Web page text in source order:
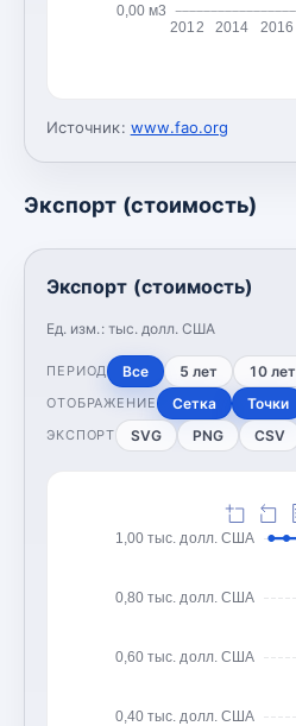
0,00 м3
2012 2014 2016
Источник: www.fao.org
Экспорт (стоимость)
Экспорт (стоимость)
Ед. изм.: тыс. долл. США
ПЕРИОД Все 5 лет 10 лет
ОТОБРАЖЕНИЕ Сетка Точки
ЭКСПОРТ SVG PNG CSV
0,40 тыс. долл. США
0,60 тыс. долл. США
0,80 тыс. долл. США
1,00 тыс. долл. США